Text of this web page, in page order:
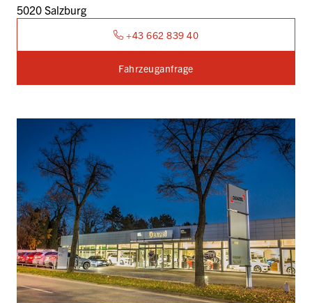
5020 Salzburg
+43 662 839 40
Fahrzeuganfrage